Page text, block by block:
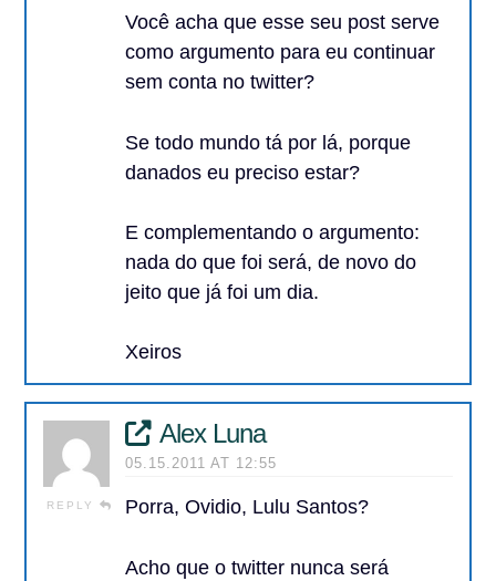
Você acha que esse seu post serve
como argumento para eu continuar
sem conta no twitter?
Se todo mundo tá por lá, porque
danados eu preciso estar?
E complementando o argumento:
nada do que foi será, de novo do
jeito que já foi um dia.
Xeiros
REPLY
Alex Luna
05.15.2011 AT 12:55
Porra, Ovidio, Lulu Santos?
Acho que o twitter nunca será